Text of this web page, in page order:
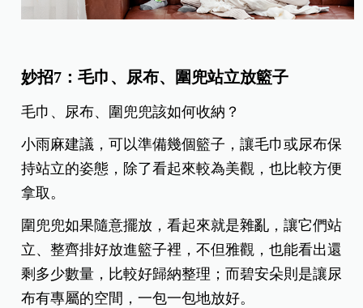
妙招7：毛巾、尿布、圍兜站立放籃子
毛巾、尿布、圍兜兜該如何收納？
小雨麻建議，可以準備幾個籃子，讓毛巾或尿布保
持站立的姿態，除了看起來較為美觀，也比較方便
拿取。
圍兜兜如果隨意擺放，看起來就是雜亂，讓它們站
立、整齊排好放進籃子裡，不但雅觀，也能看出還
剩多少數量，比較好歸納整理；而碧安朵則是讓尿
布有專屬的空間，一包一包地放好。